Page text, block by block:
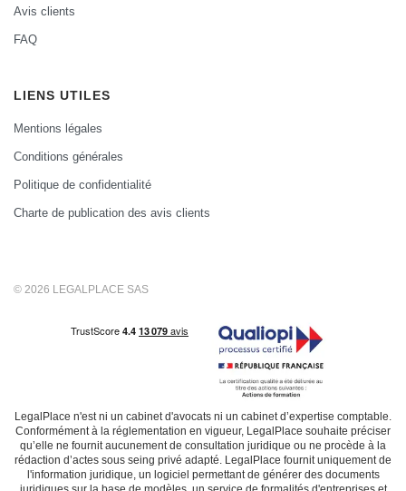
Avis clients
FAQ
LIENS UTILES
Mentions légales
Conditions générales
Politique de confidentialité
Charte de publication des avis clients
© 2026 LEGALPLACE SAS
LegalPlace n'est ni un cabinet d'avocats ni un cabinet d’expertise comptable.
Conformément à la réglementation en vigueur, LegalPlace souhaite préciser
qu’elle ne fournit aucunement de consultation juridique ou ne procède à la
rédaction d’actes sous seing privé adapté. LegalPlace fournit uniquement de
l'information juridique, un logiciel permettant de générer des documents